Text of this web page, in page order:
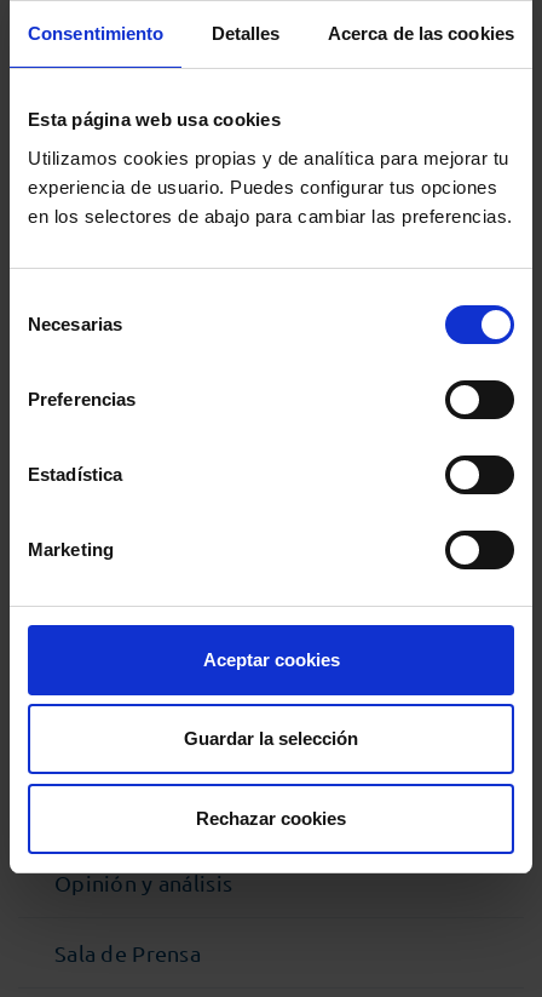
Consentimiento Detalles Acerca de las cookies
Esta página web usa cookies
Utilizamos cookies propias y de analítica para mejorar tu
experiencia de usuario. Puedes configurar tus opciones
en los selectores de abajo para cambiar las preferencias.
Necesarias
Preferencias
Estadística
Marketing
Aceptar cookies
Guardar la selección
Rechazar cookies
importante
que el Consejo,
representa a la
totalidad de los Colegios de la Abogacía Española,
seriamente afectado por las consecuencias económicas
Noticias
Podcast Abogacía
Opinión y análisis
Sala de Prensa